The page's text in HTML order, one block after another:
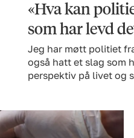
«Hva kan
som har levd
Jeg har møtt politiet
også hatt et slag som
perspektiv på livet og